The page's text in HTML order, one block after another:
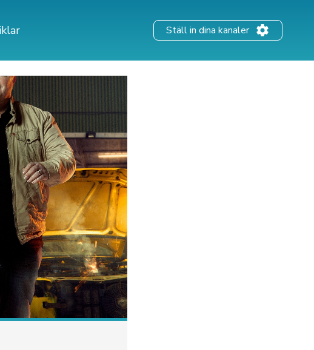
Ställ in dina kanaler